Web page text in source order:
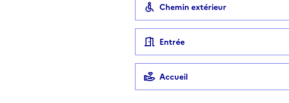
Chemin extérieur
Entrée
Accueil